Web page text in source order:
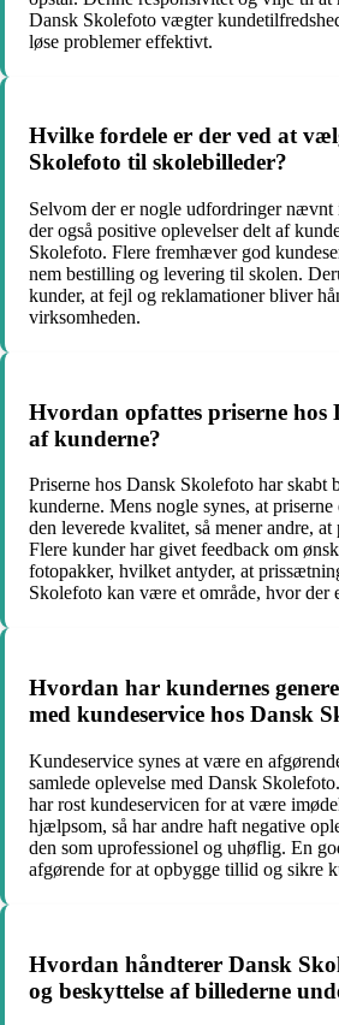
Dansk Skolefoto vægter
løse problemer effektivt.
Hvilke fordele er der ved at
Skolefoto til skolebilleder?
Selvom der er nogle udfordringer nævnt
der også positive oplevelser delt af
Skolefoto. Flere fremhæver god
nem bestilling og levering til skolen.
kunder, at fejl og reklamationer bliver
virksomheden.
Hvordan opfattes priserne hos
af kunderne?
Priserne hos Dansk Skolefoto har skabt
kunderne. Mens nogle synes, at
den leverede kvalitet, så mener andre,
Flere kunder har givet feedback om
fotopakker, hvilket antyder, at
Skolefoto kan være et område, hvor der
Hvordan har kundernes
med kundeservice hos Dansk
Kundeservice synes at være en
samlede oplevelse med Dansk
har rost kundeservicen for at være
hjælpsom, så har andre haft negative
den som uprofessionel og uhøflig. En
afgørende for at opbygge tillid og sikre
Hvordan håndterer Dansk
og beskyttelse af billederne